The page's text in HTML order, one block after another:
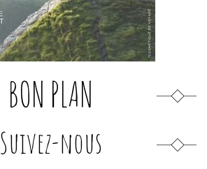
BON PLAN
Suivez-nous